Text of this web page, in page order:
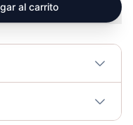
al carrito
No